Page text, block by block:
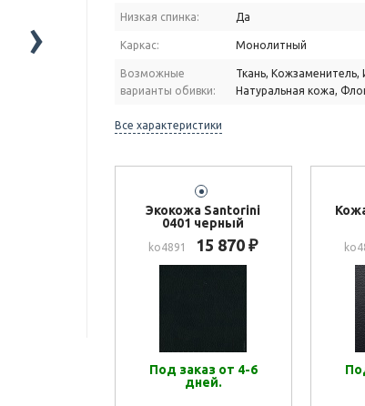
› Низкая спинка: Да
Каркас: Монолитный
Возможные
варианты обивки:
Ткань, Кожзаменитель,
Натуральная кожа,
Все характеристики
Экокожа Santorini
0401 черный
ko4891 15 870 ₽
Под заказ от 4-6
дней.